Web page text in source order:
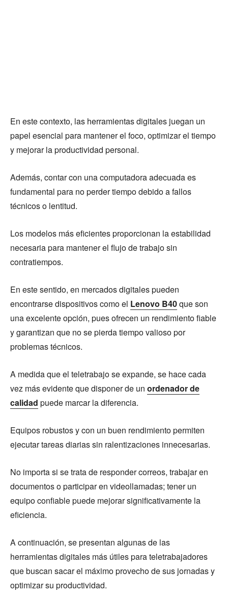
En este contexto, las herramientas digitales juegan un
papel esencial para mantener el foco, optimizar el tiempo
y mejorar la productividad personal.
Además, contar con una computadora adecuada es
fundamental para no perder tiempo debido a fallos
técnicos o lentitud.
Los modelos más eficientes proporcionan la estabilidad
necesaria para mantener el flujo de trabajo sin
contratiempos.
En este sentido, en mercados digitales pueden
encontrarse dispositivos como el Lenovo B40que son
una excelente opción, pues ofrecen un rendimiento fiable
y garantizan que no se pierda tiempo valioso por
problemas técnicos.
A medida que el teletrabajo se expande, se hace cada
vez más evidente que disponer de un ordenador de
calidad puede marcar la diferencia.
Equipos robustos y con un buen rendimiento permiten
ejecutar tareas diarias sin ralentizaciones innecesarias.
No importa si se trata de responder correos, trabajar en
documentos o participar en videollamadas; tener un
equipo confiable puede mejorar significativamente la
eficiencia.
A continuación, se presentan algunas de las
herramientas digitales más útiles para teletrabajadores
que buscan sacar el máximo provecho de sus jornadas y
optimizar su productividad.